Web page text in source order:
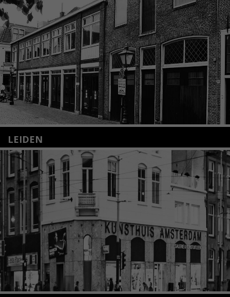
LEIDEN
Nieuwstraat 35
2312 KA Leiden
+31(0)71 – 52 84 480
info@kunsthuisleiden.nl
Lees meer